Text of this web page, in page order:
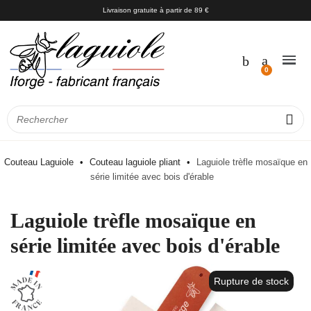
Livraison gratuite à partir de 89 €
Couteau Laguiole Couteau laguiole pliant
Laguiole trèfle mosaïque en
série limitée avec bois d'érable
Laguiole trèfle mosaïque en
série limitée avec bois d'érable
Rupture de stock